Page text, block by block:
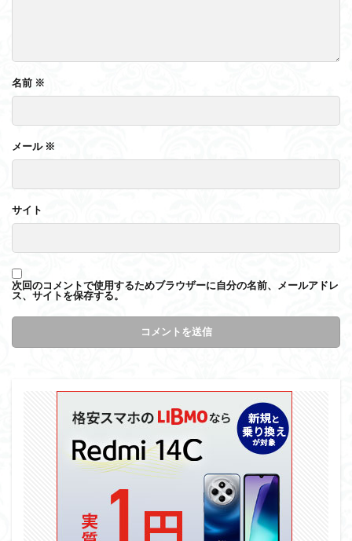
名前 ※
メール※
サイト
次回のコメントで使用するためブラウザーに自分の名前、メールアドレ
ス、サイトを保存する。